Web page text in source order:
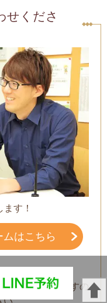
せくださ
す！
はこちら
受付しておりますの
い。